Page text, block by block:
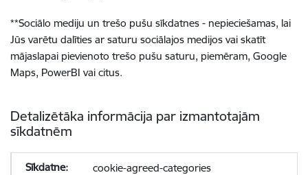
**Sociālo mediju un trešo pušu sīkdatnes - nepieciešamas, lai
Jūs varētu dalīties ar saturu sociālajos medijos vai skatīt
mājaslapai pievienoto trešo pušu saturu, piemēram, Google
Maps, PowerBI vai citus.
Detalizētāka informācija par izmantotajām
sīkdatnēm
cookie-agreed-categories